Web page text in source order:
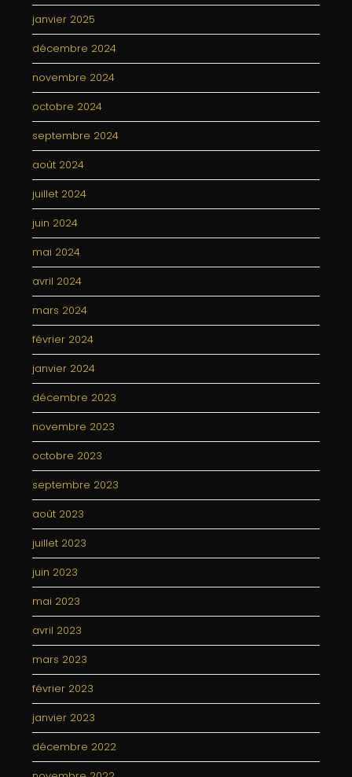
janvier 2025
décembre 2024
novembre 2024
octobre 2024
septembre 2024
août 2024
juillet 2024
juin 2024
mai 2024
avril 2024
mars 2024
février 2024
janvier 2024
décembre 2023
novembre 2023
octobre 2023
septembre 2023
août 2023
juillet 2023
juin 2023
mai 2023
avril 2023
mars 2023
février 2023
janvier 2023
décembre 2022